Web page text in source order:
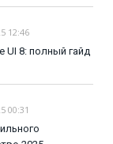
12:46
UI 8: полный гайд
00:31